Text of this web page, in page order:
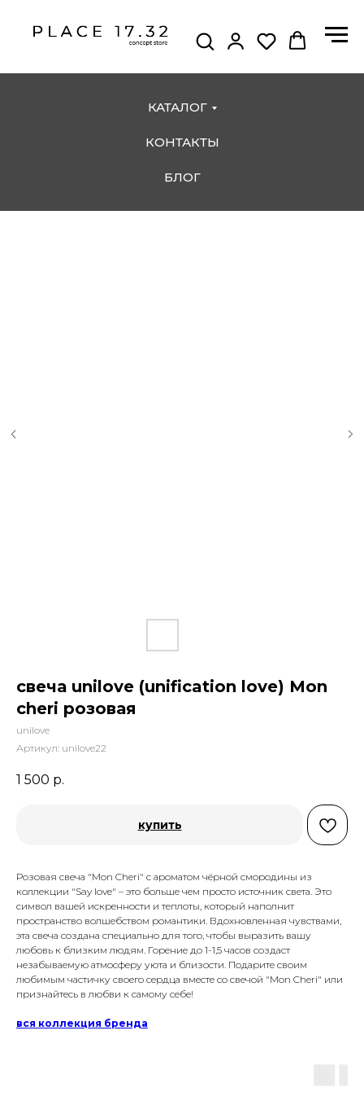
КАТАЛОГ
КОНТАКТЫ
БЛОГ
свеча unilove (unification love) Mon
cheri розовая
unilove
Артикул: unilove22
1 500 р.
купить
Розовая свеча "Mon Cheri" с ароматом чёрной смородины из
коллекции "Say love" – это больше чем просто источник света. Это
символ вашей искренности и теплоты, который наполнит
пространство волшебством романтики. Вдохновленная чувствами,
эта свеча создана специально для того, чтобы выразить вашу
любовь к близким людям. Горение до 1-1,5 часов создаст
незабываемую атмосферу уюта и близости. Подарите своим
любимым частичку своего сердца вместе со свечой "Mon Cheri" или
признайтесь в любви к самому себе!
вся коллекция бренда